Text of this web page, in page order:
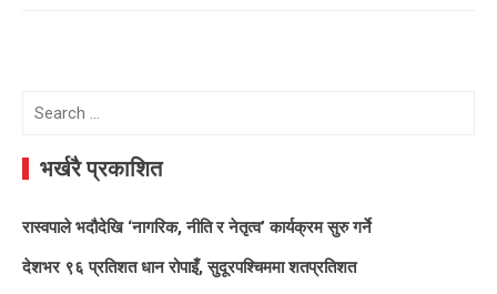
Search
भर्खरै प्रकाशित
रास्वपाले भदौदेखि ‘नागरिक, नीति र नेतृत्व’ कार्यक्रम सुरु गर्ने
देशभर ९६ प्रतिशत धान रोपाइँ, सुदूरपश्चिममा शतप्रतिशत